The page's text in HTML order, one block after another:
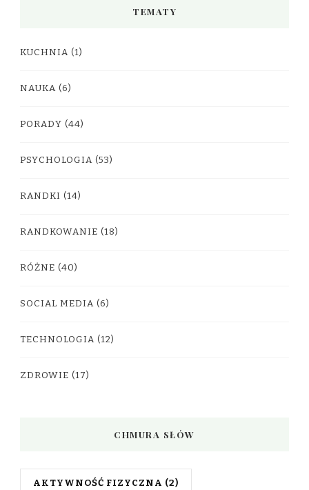
TEMATY
KUCHNIA (1)
NAUKA (6)
PORADY (44)
PSYCHOLOGIA (53)
RANDKI (14)
RANDKOWANIE (18)
RÓŻNE (40)
SOCIAL MEDIA (6)
TECHNOLOGIA (12)
ZDROWIE (17)
CHMURA SŁÓW
AKTYWNOŚĆ FIZYCZNA (2)